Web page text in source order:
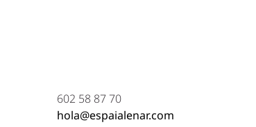
602 58 87 70
hola@espaialenar.com